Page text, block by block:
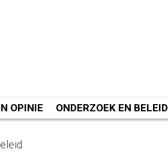
OPINIE ONDERZOEK EN BELEID